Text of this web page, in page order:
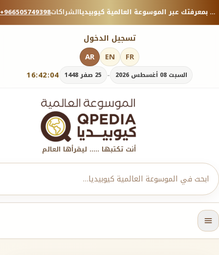
+966505749398الشراكات منصة معرفية موثوقة — شارك بمعرفتك عبر الموسوعة العالمية كيوبيديا.
تسجيل الدخول
16:42:05 السبت 08 أغسطس 2026 - 25 صفر 1448
AR EN FR
أنت تكتبها ..... ليقرأها العالم